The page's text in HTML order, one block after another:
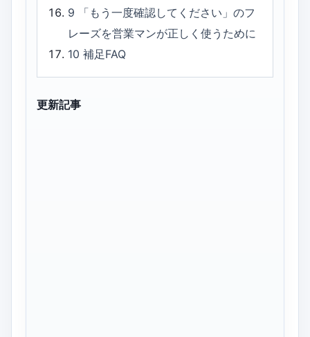
9
「もう一度確認してください」のフ
レーズを営業マンが正しく使うために
10補足FAQ
更新記事